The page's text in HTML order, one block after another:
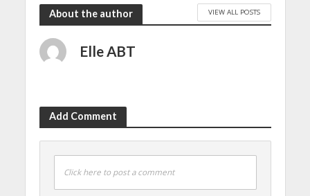
About the author VIEW ALL POSTS
Elle ABT
Add Comment
Click here to post a comment